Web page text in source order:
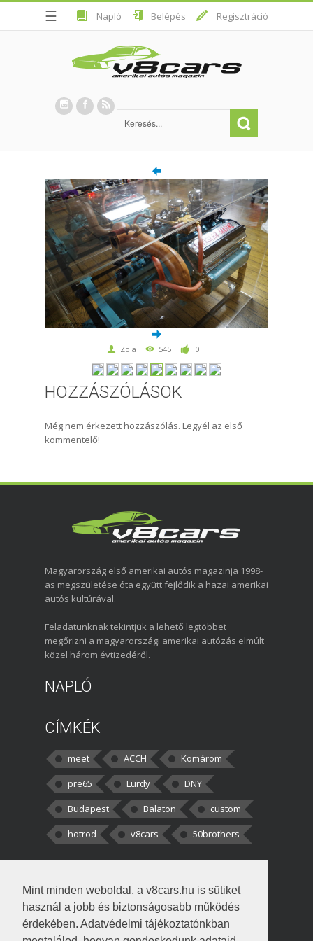
Mint minden weboldal, a v8cars.hu is sütiket
használ a jobb és biztonságosabb működés
érdekében. Adatvédelmi tájékoztatónkban
☰ Napló Belépés Regisztráció
Zola 545 0
HOZZÁSZÓLÁSOK
Még nem érkezett hozzászólás. Legyél az első
kommentelő!
Magyarország első amerikai autós magazinja 1998-
as megszületése óta együtt fejlődik a hazai amerikai
autós kultúrával.
Feladatunknak tekintjük a lehető legtöbbet
megőrizni a magyarországi amerikai autózás elmúlt
közel három évtizedéről.
NAPLÓ
CÍMKÉK
meet ACCH
Komárom
pre65
Lurdy
DNY
Budapest
Balaton
custom
hotrod
v8cars 50brothers
kortisz:Elszúrtam! Én csak két
darabbaal számoltam. Nem tudtam, hogy fél autót,